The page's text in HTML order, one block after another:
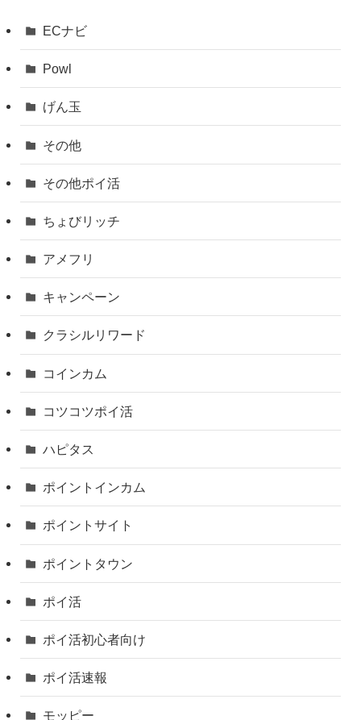
ECナビ
Powl
げん玉
その他
その他ポイ活
ちょびリッチ
アメフリ
キャンペーン
クラシルリワード
コインカム
コツコツポイ活
ハピタス
ポイントインカム
ポイントサイト
ポイントタウン
ポイ活
ポイ活初心者向け
ポイ活速報
モッピー